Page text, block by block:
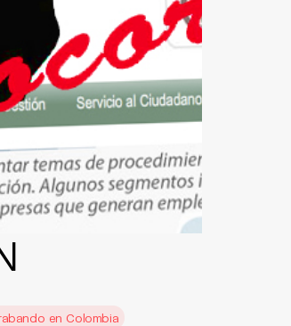
en Colombia